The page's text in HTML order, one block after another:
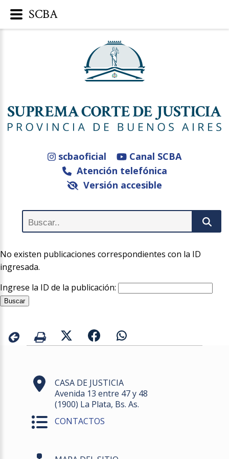
scbaoficial
Canal SCBA
Atención telefónica
Versión accesible
No existen publicaciones correspondientes con la ID
ingresada.
Ingrese la ID de la publicación:
CASA DE JUSTICIA
Avenida 13 entre 47 y 48
(1900) La Plata, Bs. As.
CONTACTOS
SCBA